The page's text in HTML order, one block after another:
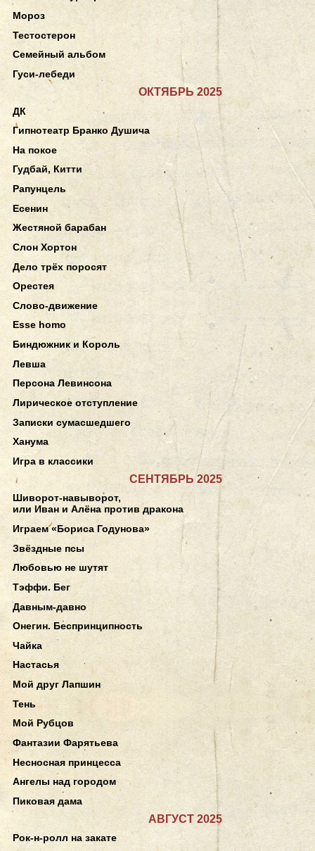
Мороз
Тестостерон
Семейный альбом
Гуси-лебеди
ОКТЯБРЬ 2025
ДК
Гипнотеатр Бранко Душича
На покое
Гудбай, Китти
Рапунцель
Есенин
Жестяной барабан
Слон Хортон
Дело трёх поросят
Орестея
Слово-движение
Esse homo
Биндюжник и Король
Левша
Персона Левинсона
Лирическое отступление
Записки сумасшедшего
Ханума
Игра в классики
СЕНТЯБРЬ 2025
Шиворот-навыворот,
или Иван и Алёна против дракона
Играем «Бориса Годунова»
Звёздные псы
Любовью не шутят
Тэффи. Бег
Давным-давно
Онегин. Беспринципность
Чайка
Настасья
Мой друг Лапшин
Тень
Мой Рубцов
Фантазии Фарятьева
Несносная принцесса
Ангелы над городом
Пиковая дама
АВГУСТ 2025
Рок-н-ролл на закате